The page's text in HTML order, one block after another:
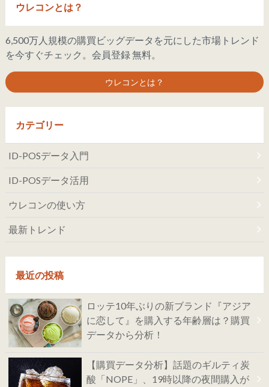
ウレコンとは？
6,500万人規模の購買ビッグデータを元にした市場トレンド
を今すぐチェック。会員登録 無料。
ウレコンとは？
カテゴリー
ID-POSデータ入門
ID-POSデータ活用
ウレコンの使い方
最新トレンド
最近の投稿
ロッテ10年ぶりの新ブランド『アジア
に恋して』を購入する年齢層は？購買
データから分析！
【購買データ分析】話題のギルティ炭
酸「NOPE」、19時以降の夜間購入が